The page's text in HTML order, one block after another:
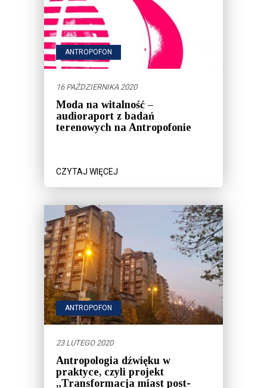
ANTROPOFON
16 PAŹDZIERNIKA 2020
Moda na witalność –
audioraport z badań
terenowych na Antropofonie
CZYTAJ WIĘCEJ
ANTROPOFON
23 LUTEGO 2020
Antropologia dźwięku w
praktyce, czyli projekt
„Transformacja miast post-